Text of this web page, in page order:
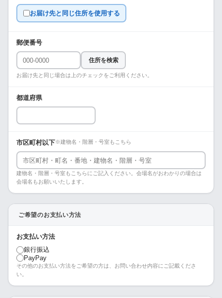
お届け先と同じ住所を使用する
郵便番号
住所を検索
お届け先と同じ場合は上のチェックをご利用ください。
都道府県
市区町村以下※建物名・階層・号室もこちら
建物名・階層・号室もこちらにご記入ください。会場名がおわかりの場合は
会場名もお願いいたします。
ご希望のお支払い方法
お支払い方法
銀行振込
PayPay
その他のお支払い方法をご希望の方は、お問い合わせ内容にご記載くださ
い。